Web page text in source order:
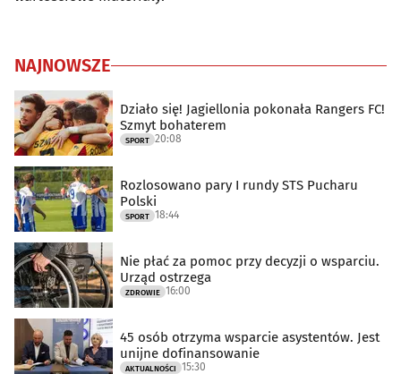
NAJNOWSZE
Działo się! Jagiellonia pokonała Rangers FC!
Szmyt bohaterem
SPORT 20:08
Rozlosowano pary I rundy STS Pucharu
Polski
SPORT 18:44
Nie płać za pomoc przy decyzji o wsparciu.
Urząd ostrzega
ZDROWIE 16:00
45 osób otrzyma wsparcie asystentów. Jest
unijne dofinansowanie
AKTUALNOŚCI 15:30